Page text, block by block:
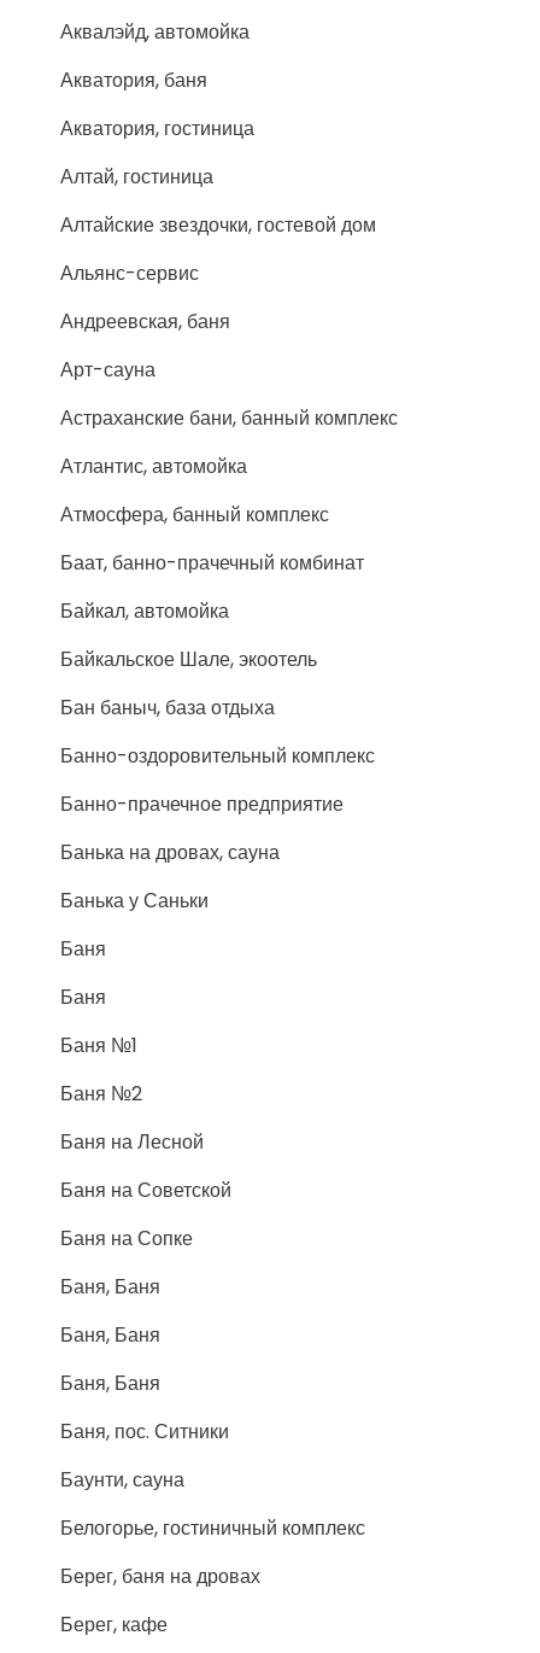
Аквалэйд, автомойка
Акватория, баня
Акватория, гостиница
Алтай, гостиница
Алтайские звездочки, гостевой дом
Альянс-сервис
Андреевская, баня
Арт-сауна
Астраханские бани, банный комплекс
Атлантис, автомойка
Атмосфера, банный комплекс
Баат, банно-прачечный комбинат
Байкал, автомойка
Байкальское Шале, экоотель
Бан баныч, база отдыха
Банно-оздоровительный комплекс
Банно-прачечное предприятие
Банька на дровах, сауна
Банька у Саньки
Баня
Баня
Баня №1
Баня №2
Баня на Лесной
Баня на Советской
Баня на Сопке
Баня, Баня
Баня, Баня
Баня, Баня
Баня, пос. Ситники
Баунти, сауна
Белогорье, гостиничный комплекс
Берег, баня на дровах
Берег, кафе